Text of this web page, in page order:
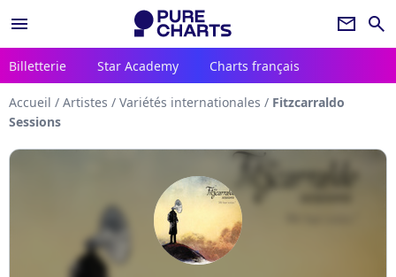
menu newsletter search
Billetterie Star Academy Charts français
Accueil / Artistes / Variétés internationales / Fitzcarraldo
Sessions